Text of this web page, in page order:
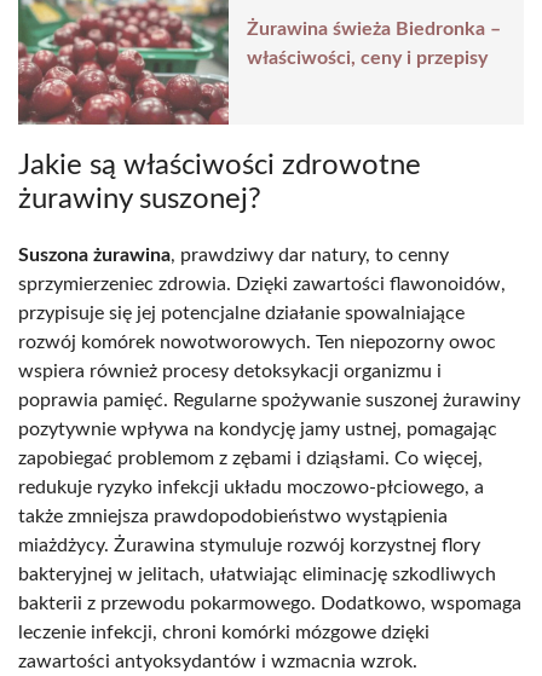
Żurawina świeża Biedronka –
właściwości, ceny i przepisy
Jakie są właściwości zdrowotne
żurawiny suszonej?
Suszona żurawina, prawdziwy dar natury, to cenny
sprzymierzeniec zdrowia. Dzięki zawartości flawonoidów,
przypisuje się jej potencjalne działanie spowalniające
rozwój komórek nowotworowych. Ten niepozorny owoc
wspiera również procesy detoksykacji organizmu i
poprawia pamięć. Regularne spożywanie suszonej żurawiny
pozytywnie wpływa na kondycję jamy ustnej, pomagając
zapobiegać problemom z zębami i dziąsłami. Co więcej,
redukuje ryzyko infekcji układu moczowo-płciowego, a
także zmniejsza prawdopodobieństwo wystąpienia
miażdżycy. Żurawina stymuluje rozwój korzystnej flory
bakteryjnej w jelitach, ułatwiając eliminację szkodliwych
bakterii z przewodu pokarmowego. Dodatkowo, wspomaga
leczenie infekcji, chroni komórki mózgowe dzięki
zawartości antyoksydantów i wzmacnia wzrok.